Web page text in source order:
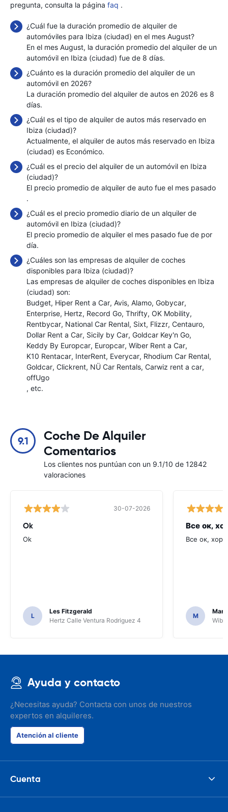
pregunta, consulta la página faq .
¿Cuál fue la duración promedio de alquiler de
automóviles para Ibiza (ciudad) en el mes August?
En el mes August, la duración promedio del alquiler de un
automóvil en Ibiza (ciudad) fue de 8 días.
¿Cuánto es la duración promedio del alquiler de un
automóvil en 2026?
La duración promedio del alquiler de autos en 2026 es 8
días.
¿Cuál es el tipo de alquiler de autos más reservado en
Ibiza (ciudad)?
Actualmente, el alquiler de autos más reservado en Ibiza
(ciudad) es Económico.
¿Cuál es el precio del alquiler de un automóvil en Ibiza
(ciudad)?
El precio promedio de alquiler de auto fue el mes pasado
.
¿Cuál es el precio promedio diario de un alquiler de
automóvil en Ibiza (ciudad)?
El precio promedio de alquiler el mes pasado fue de por
día.
¿Cuáles son las empresas de alquiler de coches
disponibles para Ibiza (ciudad)?
Las empresas de alquiler de coches disponibles en Ibiza
(ciudad) son:
Budget Hiper Rent a Car Avis Alamo Gobycar
Enterprise Hertz Record Go Thrifty OK Mobility
Rentbycar National Car Rental Sixt Flizzr Centauro
Dollar Rent a Car Sicily by Car Goldcar Key'n Go
Keddy By Europcar Europcar Wiber Rent a Car
K10 Rentacar InterRent Everycar Rhodium Car Rental
Goldcar Clickrent NÜ Car Rentals Carwiz rent a car
offUgo
, etc.
9.1
Coche De Alquiler
Comentarios
Los clientes nos puntúan con un 9.1/10 de 12842
valoraciones
30-07-2026
Ok
Ok
L
Les Fitzgerald
Hertz Calle Ventura Rodriguez 4
Все ок,
Все ок,
M
Ayuda y contacto
¿Necesitas ayuda? Contacta con unos de nuestros
expertos en alquileres.
Atención al cliente
Cuenta